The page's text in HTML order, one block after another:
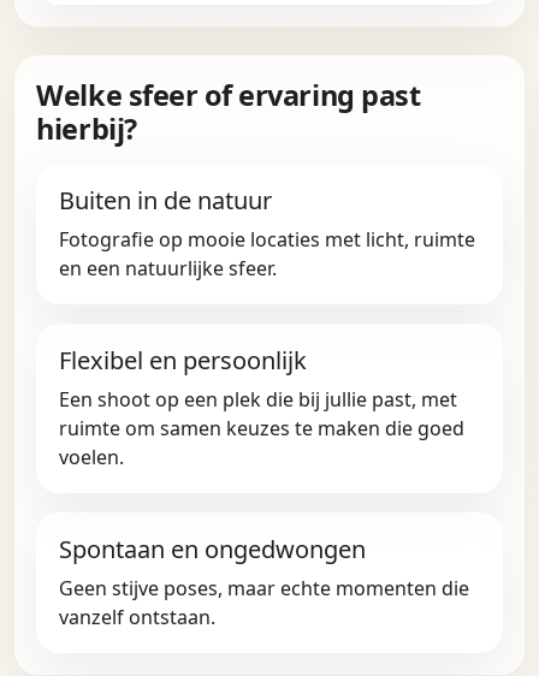
Welke sfeer of ervaring past
hierbij?
Buiten in de natuur
Fotografie op mooie locaties met licht, ruimte
en een natuurlijke sfeer.
Flexibel en persoonlijk
Een shoot op een plek die bij jullie past, met
ruimte om samen keuzes te maken die goed
voelen.
Spontaan en ongedwongen
Geen stijve poses, maar echte momenten die
vanzelf ontstaan.